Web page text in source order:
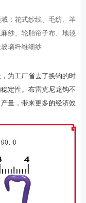
：花式纱线、毛纺、羊
纱、轮胎帘子布、地毯
璃纤维细纱
为工厂省去了换钩的时
定性。布雷克尼龙钩不
量，带来更多的经济效